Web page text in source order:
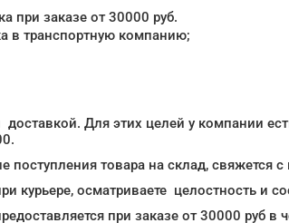
при заказе от 30000 руб.
в транспортную компанию;
Для этих целей у компании
поступления товара на склад, свяжется
курьере, осматриваете целостность и
при заказе от 30000 руб